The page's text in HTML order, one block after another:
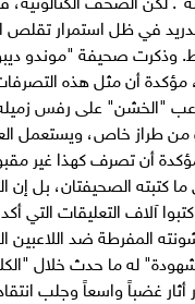
مدريد في ظل استمرار
كانت قبل أسابيع 10 نقاط. وذكرت
أن مثل هذه
"الخشن" على رفس
من طراز خاص، ويستعمل
أن تصرف كهذا غير
الصحيفتان، بل إن
آلاف التعليقات
المفرطة ضد اللاعبين
له ما حدث خلال
غضباً واسعاً وجلب